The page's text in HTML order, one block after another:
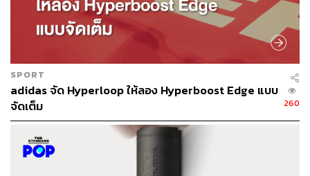
SPORT
adidas จัด Hyperloop ให้ลอง Hyperboost Edge แบบ
จัดเต็ม
260